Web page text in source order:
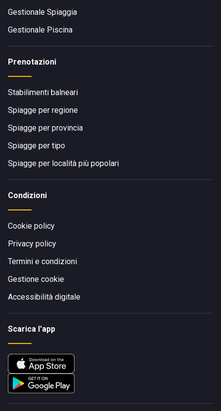
Gestionale Spiaggia
Gestionale Piscina
Prenotazioni
Stabilimenti balneari
Spiagge per regione
Spiagge per provincia
Spiagge per tipo
Spiagge per località più popolari
Condizioni
Cookie policy
Privacy policy
Termini e condizioni
Gestione cookie
Accessibilità digitale
Scarica l'app